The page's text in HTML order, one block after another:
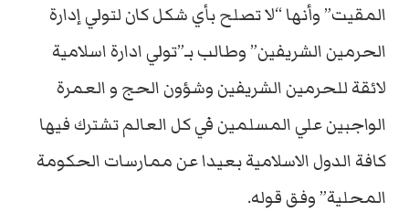
المقيت” وأنها “لا تصلح بأي شكل كان لتولي إدارة
الحرمين الشريفين” وطالب بـ”تولي ادارة اسلامية
لائقة للحرمين الشريفين وشؤون الحج و العمرة
الواجبين علي المسلمين في كل العالم تشترك فيها
كافة الدول الاسلامية بعيدا عن ممارسات الحكومة
المحلية” وفق قوله.